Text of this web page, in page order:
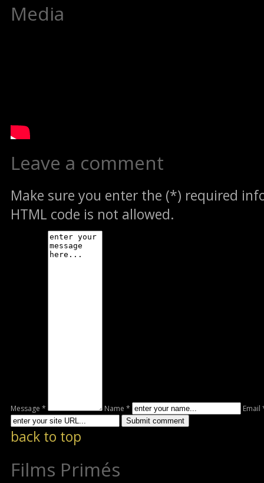
Media
Leave a comment
Make sure you enter the (*) required
HTML code is not allowed.
Message * Name * Email
back to top
Films Primés